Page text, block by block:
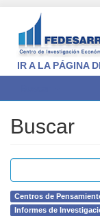
IR A LA PÁGINA
Buscar
Centros de
Informes de